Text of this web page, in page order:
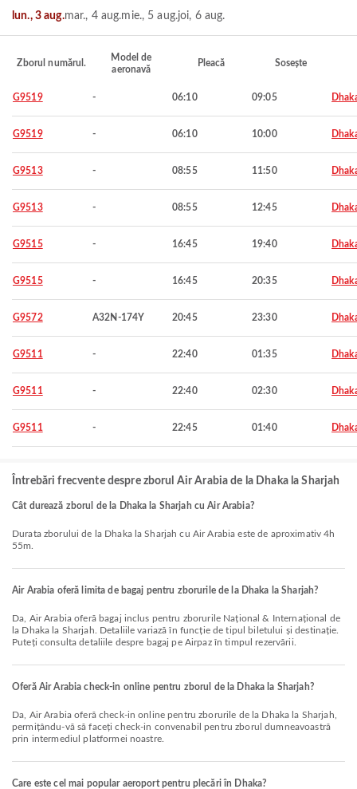
lun., 3 aug.mar., 4 aug.mie., 5 aug.joi, 6 aug.
Zborul numărul.
Model de
aeronavă
Pleacă Sosește
G9519 - 06:10 09:05
G9519 - 06:10 10:00
G9513 - 08:55 11:50
G9513 - 08:55 12:45
G9515 - 16:45 19:40
G9515 - 16:45 20:35
G9572 A32N-174Y 20:45 23:30
G9511 - 22:40 01:35
G9511 - 22:40 02:30
G9511 - 22:45 01:40
Întrebări frecvente despre zborul Air Arabia de la Dhaka la Sharjah
Cât durează zborul de la Dhaka la Sharjah cu Air Arabia?
Durata zborului de la Dhaka la Sharjah cu Air Arabia este de aproximativ 4h
55m.
Air Arabia oferă limita de bagaj pentru zborurile de la Dhaka la Sharjah?
Da, Air Arabia oferă bagaj inclus pentru zborurile Național & Internațional de
la Dhaka la Sharjah. Detaliile variază în funcție de tipul biletului și destinație.
Puteți consulta detaliile despre bagaj pe Airpaz în timpul rezervării.
Oferă Air Arabia check-in online pentru zborul de la Dhaka la Sharjah?
Da, Air Arabia oferă check-in online pentru zborurile de la Dhaka la Sharjah,
permițându-vă să faceți check-in convenabil pentru zborul dumneavoastră
prin intermediul platformei noastre.
Care este cel mai popular aeroport pentru plecări în Dhaka?